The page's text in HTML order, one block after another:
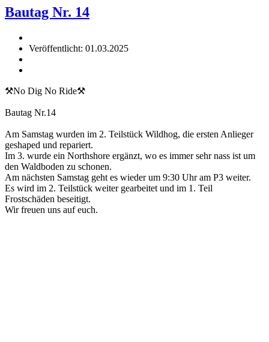
Bautag Nr. 14
Veröffentlicht: 01.03.2025
⚒️No Dig No Ride⚒️
Bautag Nr.14
Am Samstag wurden im 2. Teilstück Wildhog, die ersten Anlieger
geshaped und repariert.
Im 3. wurde ein Northshore ergänzt, wo es immer sehr nass ist um
den Waldboden zu schonen.
Am nächsten Samstag geht es wieder um 9:30 Uhr am P3 weiter.
Es wird im 2. Teilstück weiter gearbeitet und im 1. Teil
Frostschäden beseitigt.
Wir freuen uns auf euch.